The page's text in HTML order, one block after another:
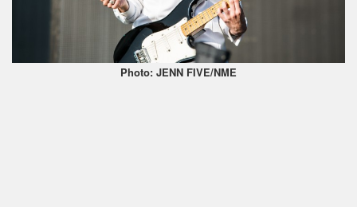
Photo: JENN FIVE/NME